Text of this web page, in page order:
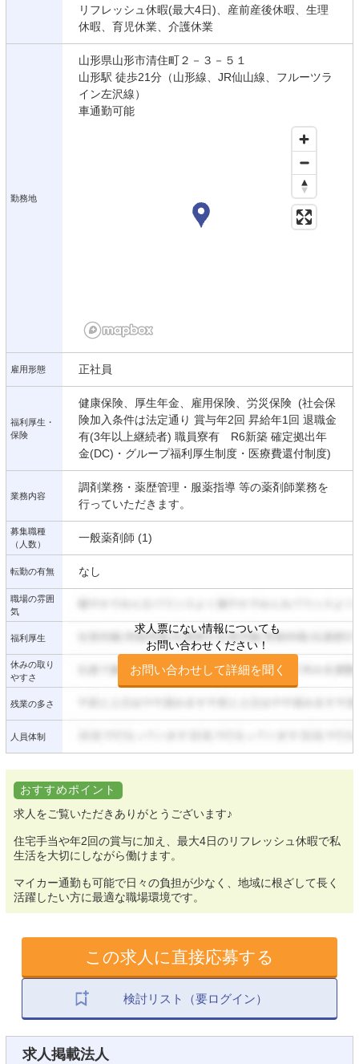
リフレッシュ休暇(最大4日)、産前産後休暇、生理
休暇、育児休業、介護休業
勤務地
山形県山形市清住町２－３－５１
山形駅 徒歩21分（山形線、JR仙山線、フルーツラ
イン左沢線）
車通勤可能
雇用形態 正社員
福利厚生・
保険
健康保険、厚生年金、雇用保険、労災保険 (社会保
険加入条件は法定通り 賞与年2回 昇給年1回 退職金
有(3年以上継続者) 職員寮有 R6新築 確定拠出年
金(DC)・グループ福利厚生制度・医療費還付制度)
業務内容
調剤業務・薬歴管理・服薬指導 等の薬剤師業務を
行っていただきます。
募集職種
（人数）
一般薬剤師 (1)
転勤の有無 なし
職場の雰囲
気
求人票にない情報についても
お問い合わせください！
お問い合わせして詳細を聞く
福利厚生
休みの取り
やすさ
残業の多さ
人員体制
おすすめポイント
求人をご覧いただきありがとうございます♪
住宅手当や年2回の賞与に加え、最大4日のリフレッシュ休暇で私
生活を大切にしながら働けます。
マイカー通勤も可能で日々の負担が少なく、地域に根ざして長く
活躍したい方に最適な職場環境です。
検討リスト（要ログイン）
この求人に直接応募する
求人掲載法人